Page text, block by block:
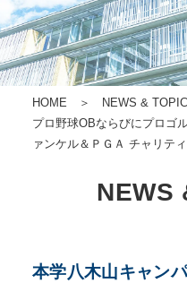
HOME ＞ NEWS &
プロ野球OBならびにプロゴ
ァンケル＆ＰＧＡ チャリテ
NEWS
本学八木山キャン